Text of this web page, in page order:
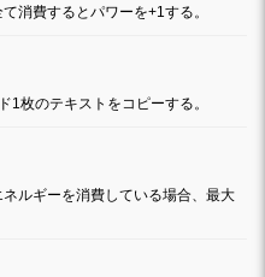
消費するとパワーを+1する。
1枚のテキストをコピーする。
ルギーを消費している場合、最大